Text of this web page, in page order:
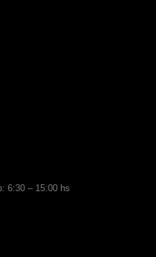
6:30 – 15:00 hs